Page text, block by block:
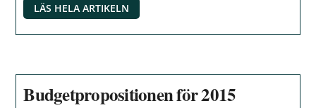
LÄS HELA ARTIKELN
Budgetpropositionen för 2015